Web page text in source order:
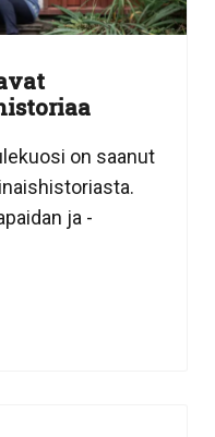
on saanut
ja -